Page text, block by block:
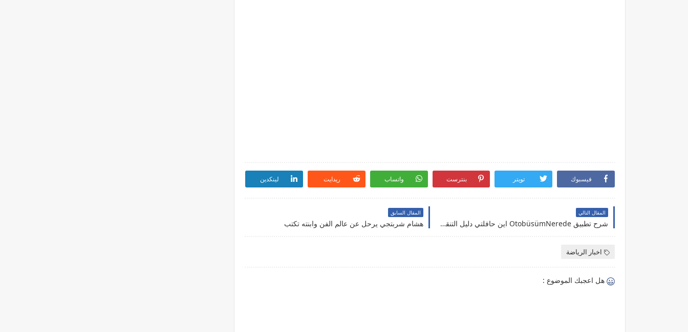
فيسبوك تويتر بنترست واتساب ريدايت لينكدين
المقال التالي
شرح تطبيق OtobüsümNerede اين حافلتي دليل التنقل الذكي في اسطنبول
المقال السابق
هشام شربتجي يرحل عن عالم الفن وابنته تكتب
اخبار الرياضة
هل اعجبك الموضوع :